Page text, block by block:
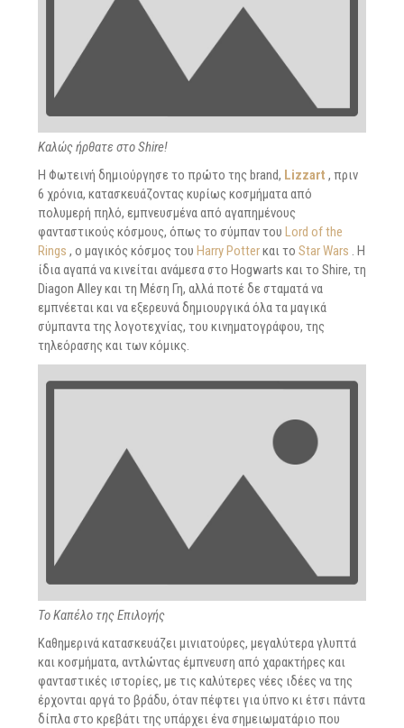
Καλώς ήρθατε στο Shire!
Η Φωτεινή δημιούργησε το πρώτο της brand, Lizzart , πριν
6 χρόνια, κατασκευάζοντας κυρίως κοσμήματα από
πολυμερή πηλό, εμπνευσμένα από αγαπημένους
φανταστικούς κόσμους, όπως το σύμπαν του Lord of the
Rings , ο μαγικός κόσμος του Harry Potterκαι το Star Wars . Η
ίδια αγαπά να κινείται ανάμεσα στο Hogwarts και το Shire, τη
Diagon Alley και τη Μέση Γη, αλλά ποτέ δε σταματά να
εμπνέεται και να εξερευνά δημιουργικά όλα τα μαγικά
σύμπαντα της λογοτεχνίας, του κινηματογράφου, της
τηλεόρασης και των κόμικς.
Το Καπέλο της Επιλογής
Καθημερινά κατασκευάζει μινιατούρες, μεγαλύτερα γλυπτά
και κοσμήματα, αντλώντας έμπνευση από χαρακτήρες και
φανταστικές ιστορίες, με τις καλύτερες νέες ιδέες να της
έρχονται αργά το βράδυ, όταν πέφτει για ύπνο κι έτσι πάντα
δίπλα στο κρεβάτι της υπάρχει ένα σημειωματάριο που